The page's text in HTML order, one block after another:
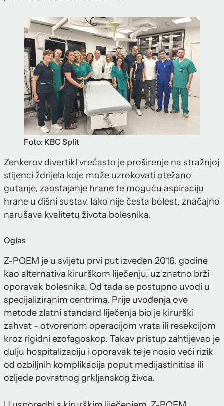
Foto: KBC Split
Zenkerov divertikl vrećasto je proširenje na stražnjoj
stijenci ždrijela koje može uzrokovati otežano
gutanje, zaostajanje hrane te moguću aspiraciju
hrane u dišni sustav. Iako nije česta bolest, značajno
narušava kvalitetu života bolesnika.
Oglas
Z-POEM je u svijetu prvi put izveden 2016. godine
kao alternativa kirurškom liječenju, uz znatno brži
oporavak bolesnika. Od tada se postupno uvodi u
specijaliziranim centrima. Prije uvođenja ove
metode zlatni standard liječenja bio je kirurški
zahvat - otvorenom operacijom vrata ili resekcijom
kroz rigidni ezofagoskop. Takav pristup zahtijevao je
dulju hospitalizaciju i oporavak te je nosio veći rizik
od ozbiljnih komplikacija poput medijastinitisa ili
ozljede povratnog grkljanskog živca.